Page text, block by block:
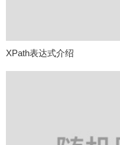
XPath表达式介绍